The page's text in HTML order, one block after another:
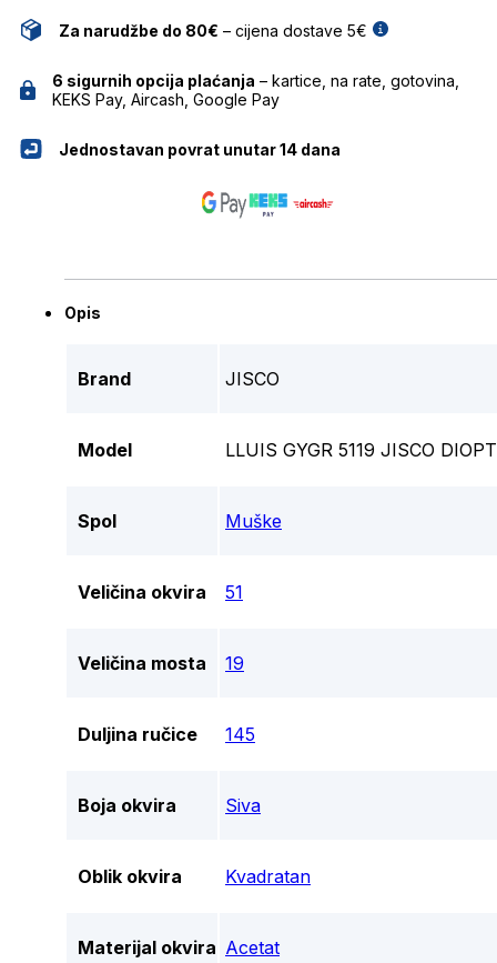
Za narudžbe do 80€ – cijena dostave 5€
6 sigurnih opcija plaćanja – kartice, na rate, gotovina,
KEKS Pay, Aircash, Google Pay
Jednostavan povrat unutar 14 dana
Opis
Brand JISCO
Model LLUIS GYGR 5119 JISCO
Spol Muške
Veličina okvira 51
Veličina mosta 19
Duljina ručice 145
Boja okvira Siva
Oblik okvira Kvadratan
Materijal okvira Acetat